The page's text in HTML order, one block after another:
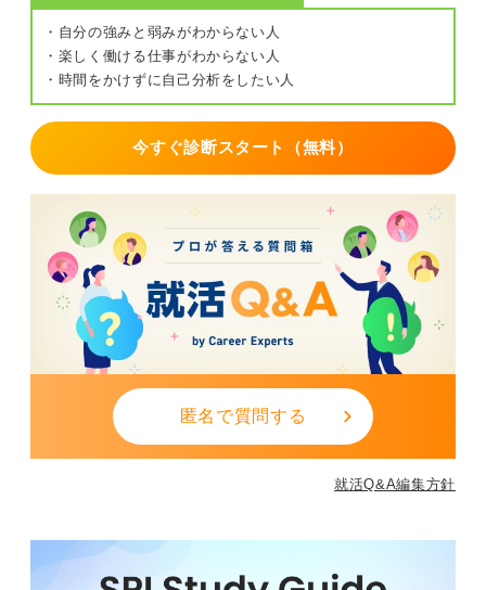
・自分の強みと弱みがわからない人
・楽しく働ける仕事がわからない人
・時間をかけずに自己分析をしたい人
今すぐ診断スタート（無料）
匿名で質問する
就活Q&A編集方針